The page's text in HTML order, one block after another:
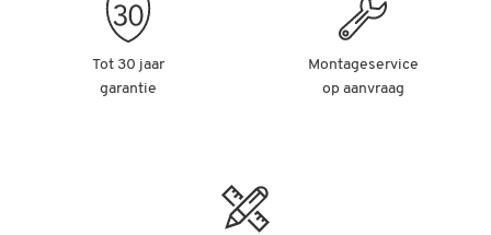
Tot 30 jaar
garantie
Montageservice
op aanvraag